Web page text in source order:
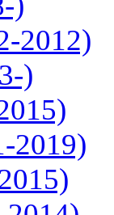
2012)
)
2019)